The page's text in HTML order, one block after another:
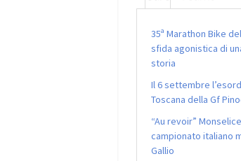
35ª Marathon Bike
sfida agonistica di
storia
Il 6 settembre
Toscana della Gf
“Au revoir”
campionato italiano
Gallio